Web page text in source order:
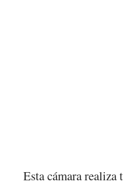
Esta cámara